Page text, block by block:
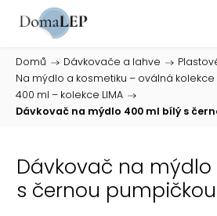
Domů / Dávkovače a lahve /
Na mýdlo a kosmetiku – oválná kolekce
400 ml – kolekce LIMA /
Dávkovač na mýdlo 400 ml bílý s
Dávkovač na
s černou pumpičkou